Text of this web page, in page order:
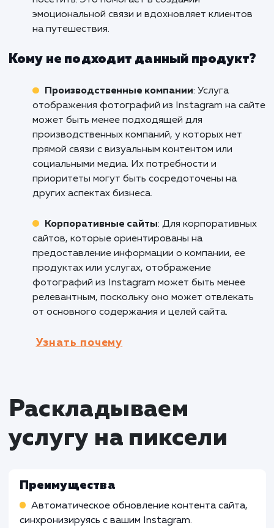
элементы социальной активности и
контент.
Рестораны и кафе: Для ресторанов и
отображение фотографий из Instagram на
сайте позволяет показать атмосферу
заведения, предлагаемые блюда и
удовлетворенных клиентов. Это может
привлечь новых посетителей и укрепить
агентства могут использовать отображение
фотографий из Instagram на сайте, чтобы
показать потенциальным клиентам
привлекательные места и
достопримечательности, которые они могут
посетить. Это помогает в создании
эмоциональной связи и вдохновляет
на путешествия.
Производственные компании
отображения фотографий из Instagram на
может быть менее подходящей для
производственных компаний, у которых нет
социальными медиа. Их потребности и
приоритеты могут быть сосредоточены на
других аспектах бизнеса.